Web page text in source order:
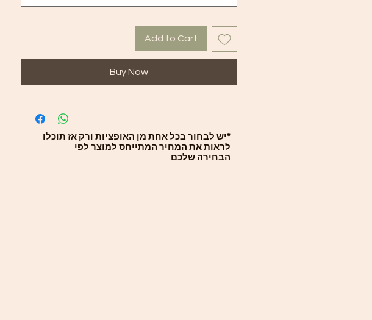
Add to Cart
Buy Now
*יש לבחור בכל אחת מן האופציות ורק אז תוכלו
לראות את המחיר המתייחס למוצר לפי
הבחירה שלכם